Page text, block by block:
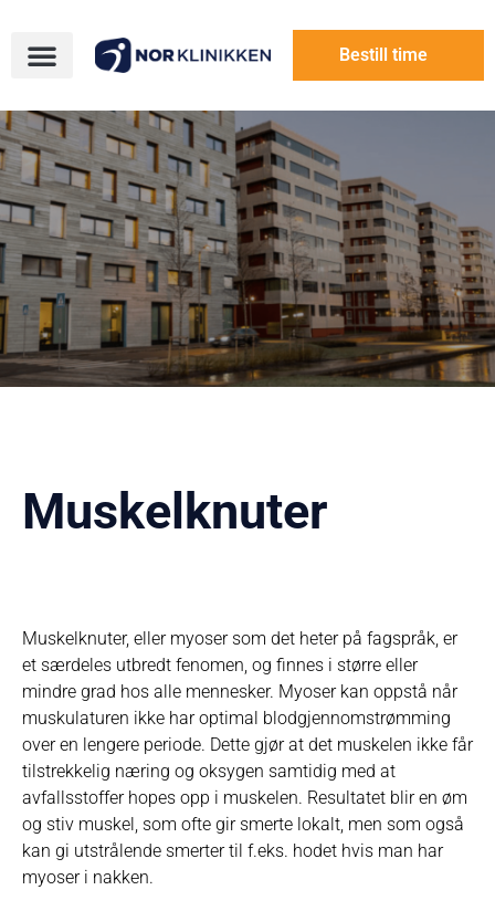
Bestill time
Muskelknuter
Muskelknuter, eller myoser som det heter på fagspråk, er
et særdeles utbredt fenomen, og finnes i større eller
mindre grad hos alle mennesker. Myoser kan oppstå når
muskulaturen ikke har optimal blodgjennomstrømming
over en lengere periode. Dette gjør at det muskelen ikke får
tilstrekkelig næring og oksygen samtidig med at
avfallsstoffer hopes opp i muskelen. Resultatet blir en øm
og stiv muskel, som ofte gir smerte lokalt, men som også
kan gi utstrålende smerter til f.eks. hodet hvis man har
myoser i nakken.